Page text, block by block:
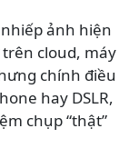
ảnh hiện
cloud, máy
chính điều
hay DSLR,
chụp “thật”